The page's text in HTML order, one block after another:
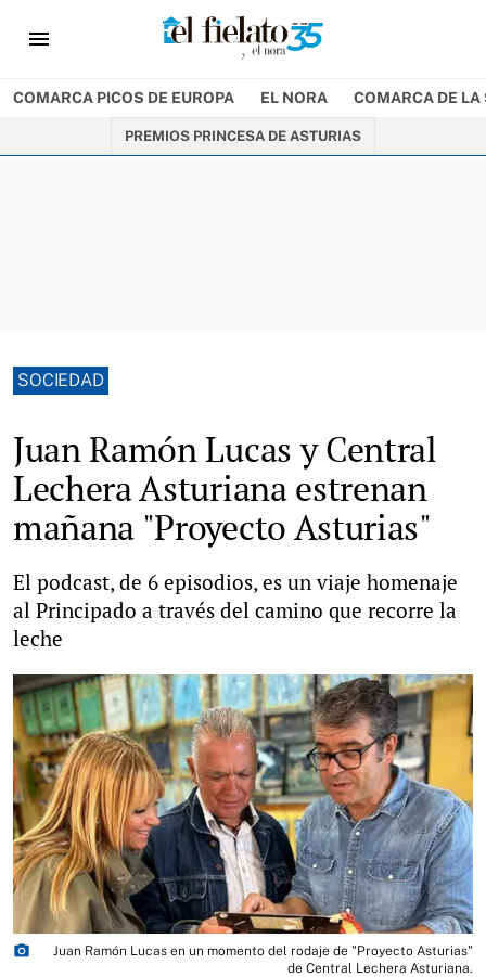
menu
COMARCA PICOS DE EUROPA EL NORA COMARCA DE LA
PREMIOS PRINCESA DE ASTURIAS
SOCIEDAD
Juan Ramón Lucas y Central
Lechera Asturiana estrenan
mañana "Proyecto Asturias"
El podcast, de 6 episodios, es un viaje homenaje
al Principado a través del camino que recorre la
leche
photo_camera
Juan Ramón Lucas en un momento del rodaje de "Proyecto Asturias"
de Central Lechera Asturiana.